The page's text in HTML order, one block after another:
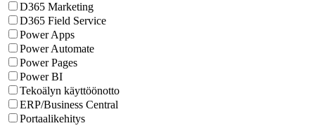
D365 Marketing
D365 Field Service
Power Apps
Power Automate
Power Pages
Power BI
Tekoälyn käyttöönotto
ERP/Business Central
Portaalikehitys